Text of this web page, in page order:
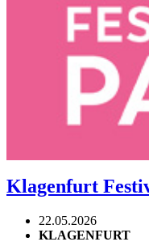
Klagenfurt
22.05.2026
KLAGENFURT